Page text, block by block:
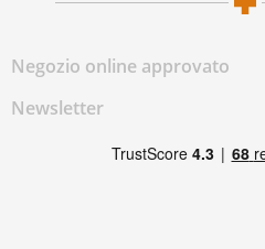
Negozio online approvato
Newsletter